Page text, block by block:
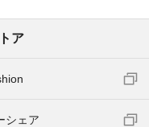
ア
シェア